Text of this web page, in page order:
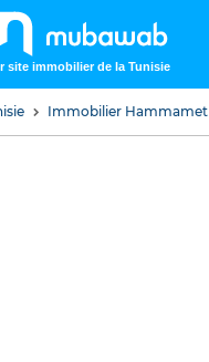
site immobilier de la Tunisie
Immobilier Hammamet